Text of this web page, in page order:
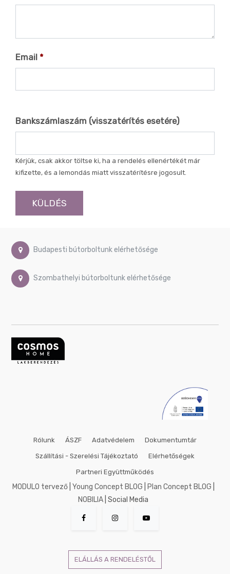
Email
Bankszámlaszám (visszatérítés esetére)
Kérjük, csak akkor töltse ki, ha a rendelés ellenértékét már
kifizette, és a lemondás miatt visszatérítésre jogosult.
KÜLDÉS
Budapesti bútorboltunk elérhetősége
Szombathelyi bútorboltunk elérhetősége
Rólunk ÁSZF Adatvédelem Dokumentumtár
Szállítási - Szerelési Tájékoztató Elérhetőségek
Partneri Együttműködés
MODULO tervező| Young Concept BLOG Plan Concept BLOG
NOBILIA | Social Media
ELÁLLÁS A RENDELÉSTŐL